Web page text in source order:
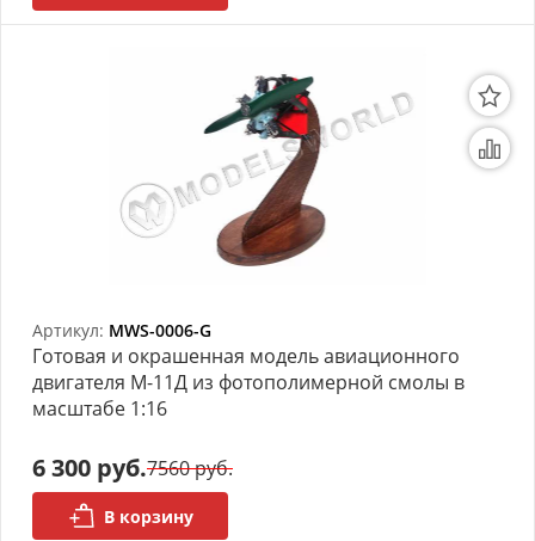
Артикул: MWS-0006-G
Готовая и окрашенная модель авиационного
двигателя М-11Д из фотополимерной смолы в
масштабе 1:16
6 300 руб.7560 руб.
В корзину